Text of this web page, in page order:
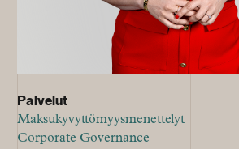
Palvelut
Maksukyvyttömyysmenettelyt
Corporate Governance